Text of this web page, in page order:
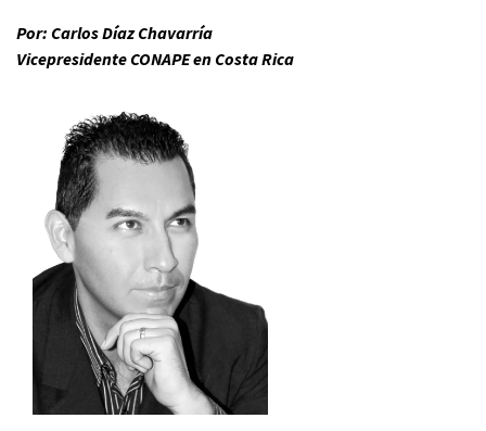
Por: Carlos Díaz Chavarría
Vicepresidente CONAPE en Costa Rica